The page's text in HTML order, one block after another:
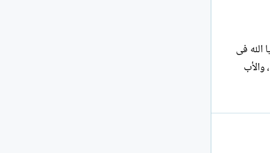
الله فى
أمه سمراء ، والأب